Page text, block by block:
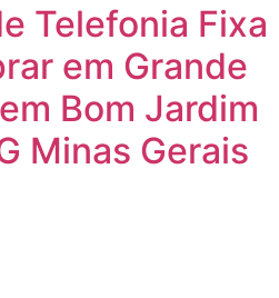
Telefonia Fixa
em Grande
Bom Jardim
Minas Gerais